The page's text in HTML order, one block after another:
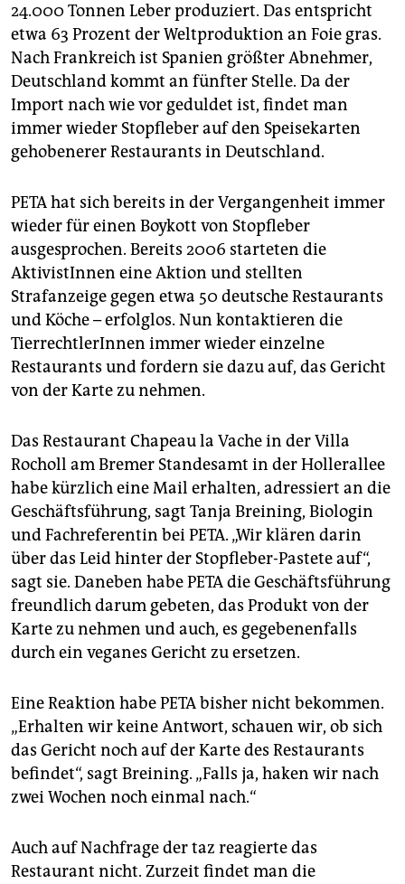
24.000 Tonnen Leber produziert. Das entspricht
etwa 63 Prozent der Weltproduktion an Foie gras.
Nach Frankreich ist Spanien größter Abnehmer,
Deutschland kommt an fünfter Stelle. Da der
Import nach wie vor geduldet ist, findet man
immer wieder Stopfleber auf den Speisekarten
gehobenerer Restaurants in Deutschland.
PETA hat sich bereits in der Vergangenheit immer
wieder für einen Boykott von Stopfleber
ausgesprochen. Bereits 2006 starteten die
AktivistInnen eine Aktion und stellten
Strafanzeige gegen etwa 50 deutsche Restaurants
und Köche – erfolglos. Nun kontaktieren die
TierrechtlerInnen immer wieder einzelne
Restaurants und fordern sie dazu auf, das Gericht
von der Karte zu nehmen.
Das Restaurant Chapeau la Vache in der Villa
Rocholl am Bremer Standesamt in der Hollerallee
habe kürzlich eine Mail erhalten, adressiert an die
Geschäftsführung, sagt Tanja Breining, Biologin
und Fachreferentin bei PETA. „Wir klären darin
über das Leid hinter der Stopfleber-Pastete auf“,
sagt sie. Daneben habe PETA die Geschäftsführung
freundlich darum gebeten, das Produkt von der
Karte zu nehmen und auch, es gegebenenfalls
durch ein veganes Gericht zu ersetzen.
Eine Reaktion habe PETA bisher nicht bekommen.
„Erhalten wir keine Antwort, schauen wir, ob sich
das Gericht noch auf der Karte des Restaurants
befindet“, sagt Breining. „Falls ja, haken wir nach
zwei Wochen noch einmal nach.“
Auch auf Nachfrage der taz reagierte das
Restaurant nicht. Zurzeit findet man die